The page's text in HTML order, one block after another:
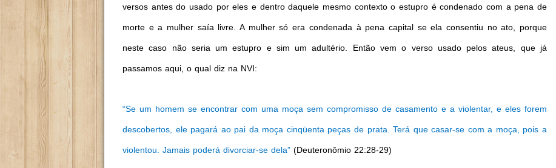
versos antes do usado por eles e dentro daquele mesmo contexto o estupro é condenado com a pena de
morte e a mulher saía livre. A mulher só era condenada à pena capital se ela consentiu no ato, porque
neste caso não seria um estupro e sim um adultério. Então vem o verso usado pelos ateus, que já
passamos aqui, o qual diz na NVI:
“Se um homem se encontrar com uma moça sem compromisso de casamento e a violentar, e eles forem
descobertos, ele pagará ao pai da moça cinqüenta peças de prata. Terá que casar-se com a moça, pois a
violentou. Jamais poderá divorciar-se dela” (Deuteronômio 22:28-29)